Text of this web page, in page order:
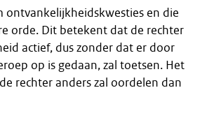
ontvankelijkheidskwesties en die
orde. Dit betekent dat de rechter
actief, dus zonder dat er door
op is gedaan, zal toetsen. Het
rechter anders zal oordelen dan